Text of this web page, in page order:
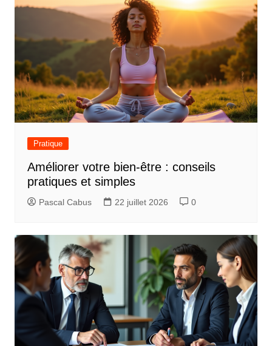
Pratique
Améliorer votre bien-être : conseils
pratiques et simples
Pascal Cabus 22 juillet 2026 0